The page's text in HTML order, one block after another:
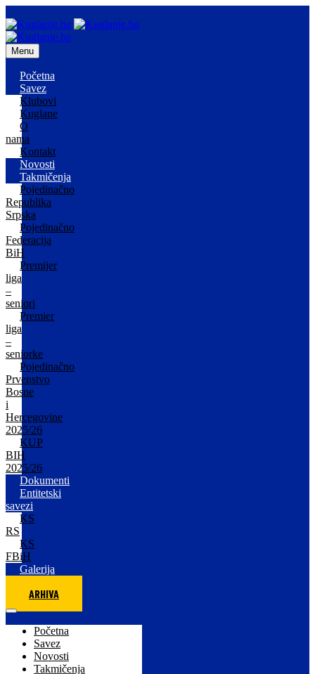
Menu
Početna
Savez
Klubovi
Kuglane
O
nama
Kontakt
Novosti
Takmičenja
Pojedinačno
Republika
Srpska
Pojedinačno
Federacija
BiH
Premijer
liga
–
seniori
Premier
liga
–
seniorke
Pojedinačno
Prvenstvo
Bosne
i
Hercegovine
2025/26
KUP
BIH
2025/26
Dokumenti
Entitetski
savezi
KS
RS
KS
FBiH
Galerija
ARHIVA
Početna
Savez
Novosti
Takmičenja